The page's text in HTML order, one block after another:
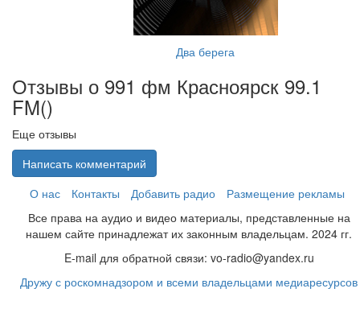
Два берега
Отзывы о 991 фм Красноярск 99.1
FM()
Еще отзывы
Написать комментарий
О нас
Контакты Добавить радио
Размещение рекламы
Все права на аудио и видео материалы, представленные на
нашем сайте принадлежат их законным владельцам. 2024 гг.
E-mail для обратной связи: vo-radio@yandex.ru
Дружу с роскомнадзором и всеми владельцами медиаресурсов